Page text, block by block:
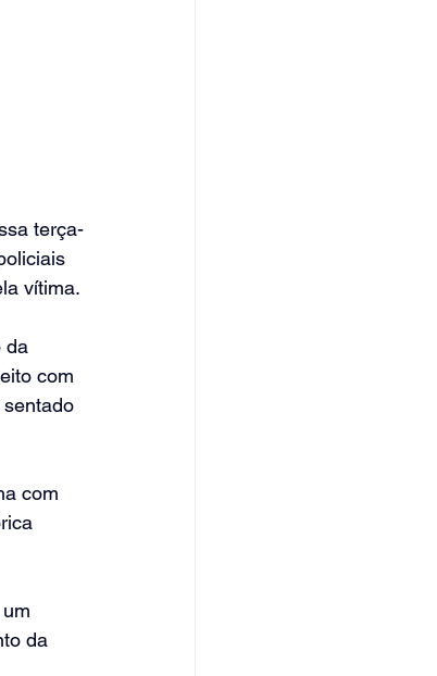
terça-
vítima.
da
com
com
da